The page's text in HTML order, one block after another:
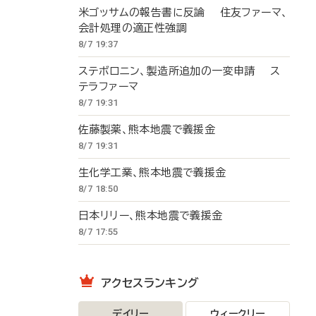
米ゴッサムの報告書に反論 住友ファーマ、
会計処理の適正性強調
8/7 19:37
ステボロニン、製造所追加の一変申請 ス
テラファーマ
8/7 19:31
佐藤製薬、熊本地震で義援金
8/7 19:31
生化学工業、熊本地震で義援金
8/7 18:50
日本リリー、熊本地震で義援金
8/7 17:55
アクセスランキング
デイリー ウィークリー